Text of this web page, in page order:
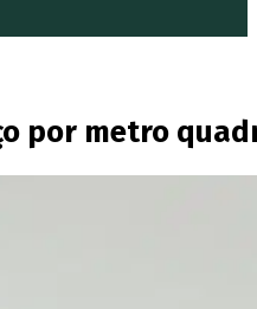
por metro